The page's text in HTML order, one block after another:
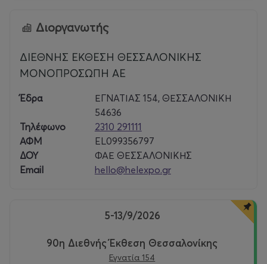
Διοργανωτής
ΔΙΕΘΝΗΣ ΕΚΘΕΣΗ ΘΕΣΣΑΛΟΝΙΚΗΣ
ΜΟΝΟΠΡΟΣΩΠΗ ΑΕ
Έδρα
ΕΓΝΑΤΙΑΣ 154, ΘΕΣΣΑΛΟΝΙΚΗ
54636
Τηλέφωνο
2310 291111
ΑΦΜ
EL099356797
ΔΟΥ
ΦΑΕ ΘΕΣΣΑΛΟΝΙΚΗΣ
Email
hello@helexpo.gr
5-13/9/2026
90η Διεθνής Έκθεση Θεσσαλονίκης
Εγνατία 154